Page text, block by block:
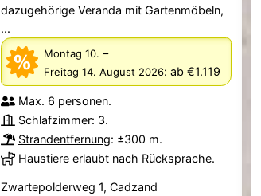
dazugehörige Veranda mit Gartenmöbeln,
...
Montag 10. –
Freitag 14. August 2026: ab €1.119
Max. 6 personen.
Schlafzimmer: 3.
Strandentfernung: ±300 m.
Haustiere erlaubt nach Rücksprache.
Zwartepolderweg 1, Cadzand